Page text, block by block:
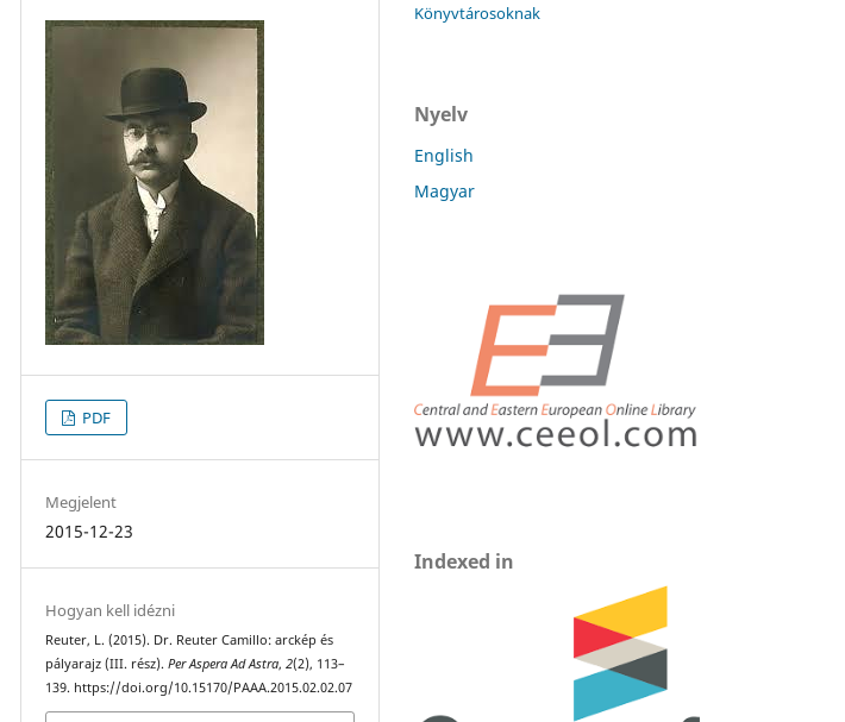
PDF
Megjelent
2015-12-23
Hogyan kell idézni
Reuter, L. (2015). Dr. Reuter Camillo: arckép és
pályarajz (III. rész).Per Aspera Ad Astra,2(2), 113–
139. https://doi.org/10.15170/PAAA.2015.02.02.07
Könyvtárosoknak
Nyelv
English
Magyar
Indexed in